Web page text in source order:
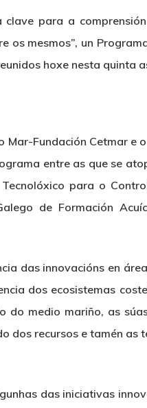
clave para a
mesmos”, un
hoxe nesta quinta
Fundación Cetmar e
entre as que se
para o
de Formación
das innovacións en
dos ecosistemas
medio mariño, as
dos recursos e tamén
das iniciativas